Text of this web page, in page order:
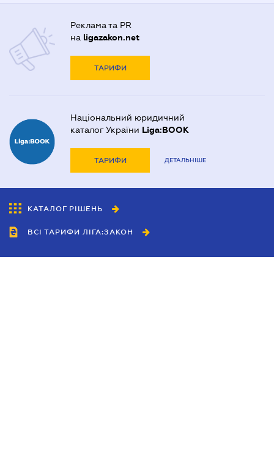
Реклама та PR
на ligazakon.net
ТАРИФИ
Національний юридичний
каталог України Liga:BOOK
ТАРИФИ ДЕТАЛЬНІШЕ
КАТАЛОГ РІШЕНЬ
ВСІ ТАРИФИ ЛІГА:ЗАКОН